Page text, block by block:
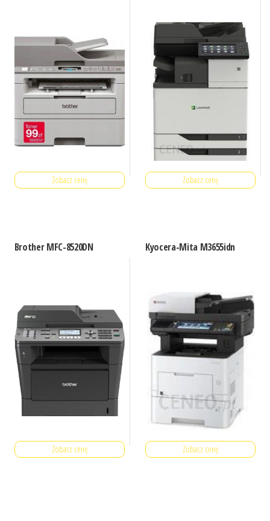
Zobacz cenę Zobacz cenę
Brother MFC-8520DN
Zobacz cenę
Kyocera-Mita M3655idn
Zobacz cenę